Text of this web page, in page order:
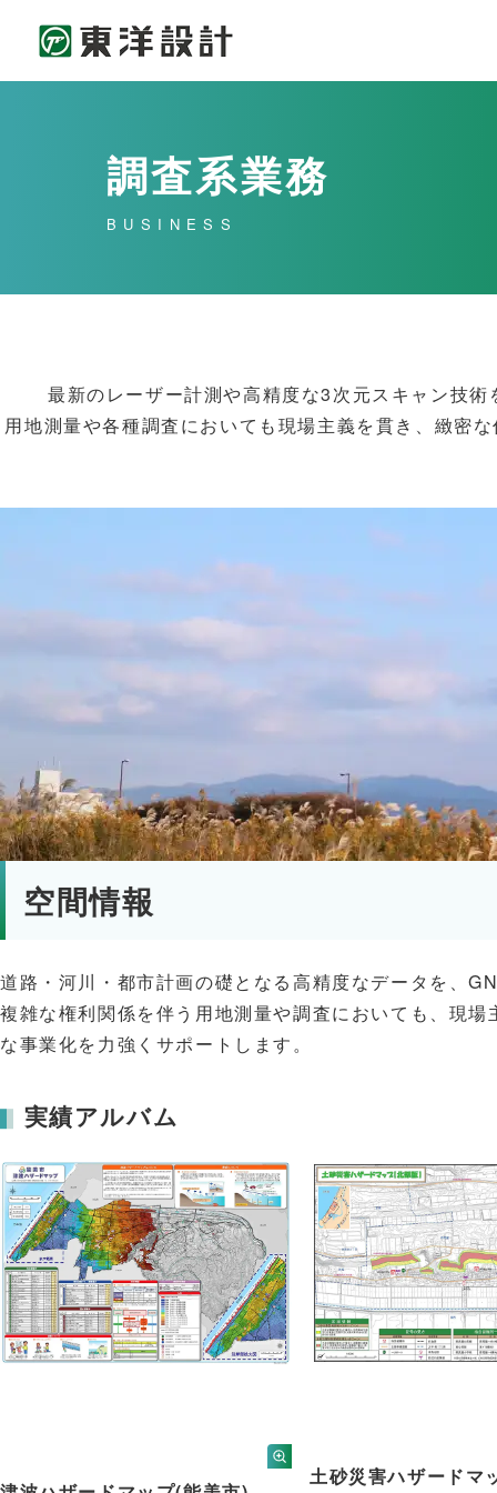
調査系業務
BUSINESS
最新のレーザー計測や高精度な3次元スキャン技
用地測量や各種調査においても現場主義を貫き、緻密
空間情報
道路・河川・都市計画の礎となる高精度なデータを、
複雑な権利関係を伴う用地測量や調査においても、現
な事業化を力強くサポートします。
実績アルバム
土砂災害ハザードマ